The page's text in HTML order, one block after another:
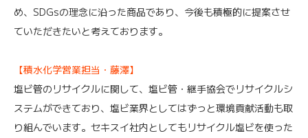
め、SDGsの理念に沿った商品であり、今後も積極的に提案させ
ていただきたいと考えております。
【積水化学営業担当・藤澤】
塩ビ管のリサイクルに関して、塩ビ管・継手協会でリサイクルシ
ステムができており、塩ビ業界としてはずっと環境貢献活動も取
り組んでいます。セキスイ社内としてもリサイクル塩ビを使った